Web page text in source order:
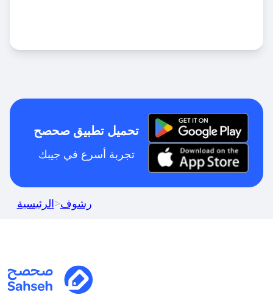
تحميل تطبيق صحصح
تجربة أسرع في جيبك
الرئيسية>رشوف